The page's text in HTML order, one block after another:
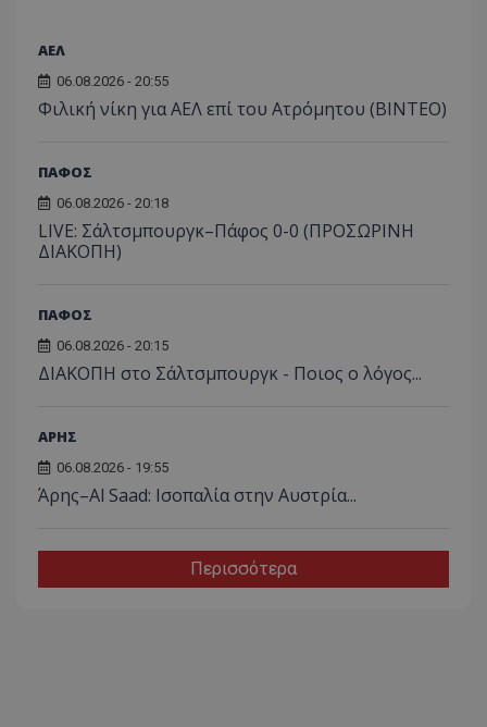
ΑΕΛ
06.08.2026 - 20:55
Φιλική νίκη για ΑΕΛ επί του Ατρόμητου (BINTEO)
ΠΑΦΟΣ
06.08.2026 - 20:18
LIVE: Σάλτσμπουργκ–Πάφος 0-0 (ΠΡΟΣΩΡΙΝΗ
ΔΙΑΚΟΠΗ)
ΠΑΦΟΣ
06.08.2026 - 20:15
ΔΙΑΚΟΠΗ στο Σάλτσμπουργκ - Ποιος ο λόγος...
ΑΡΗΣ
06.08.2026 - 19:55
Άρης–Al Saad: Ισοπαλία στην Αυστρία...
Περισσότερα